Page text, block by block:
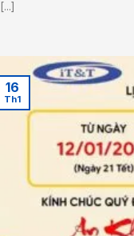
[...]
16
Th1